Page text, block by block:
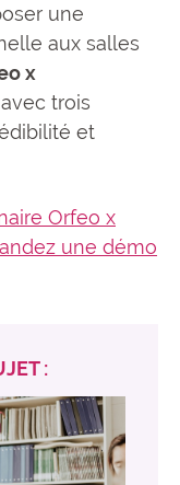
une
aux salles
x
trois
et
Orfeo x
une démo
: